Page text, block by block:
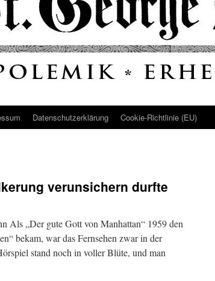
Datenschutz­erklärung Cookie-Richtlinie (EU)
verunsichern durfte
Als „Der gute Gott von Manhattan“ 1959 den
bekam, war das Fernsehen zwar in der
stand noch in voller Blüte, und man